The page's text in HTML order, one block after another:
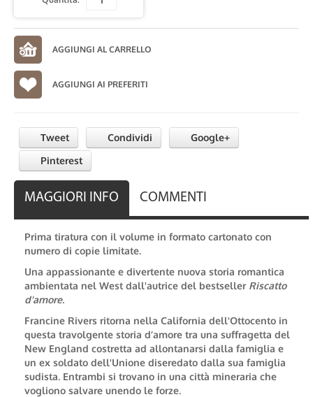
AGGIUNGI AI PREFERITI
Tweet Condividi
Google+
Pinterest
MAGGIORI INFO COMMENTI
Prima tiratura con il volume in formato cartonato con
numero di copie limitate.
Una appassionante e divertente nuova storia romantica
ambientata nel West dall'autrice del bestseller Riscatto
d'amore.
Francine Rivers ritorna nella California dell'Ottocento in
questa travolgente storia d’amore tra una suffragetta del
New England costretta ad allontanarsi dalla famiglia e
un ex soldato dell'Unione diseredato dalla sua famiglia
sudista. Entrambi si trovano in una città mineraria che
vogliono salvare unendo le forze.